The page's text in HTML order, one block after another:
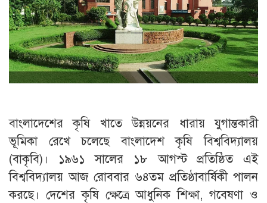
বাংলাদেশের কৃষি খাতে উন্নয়নের ধারায় যুগান্তকারী
ভূমিকা রেখে চলেছে বাংলাদেশ কৃষি বিশ্ববিদ্যালয়
(বাকৃবি)। ১৯৬১ সালের ১৮ আগস্ট প্রতিষ্ঠিত এই
বিশ্ববিদ্যালয় আজ রোববার ৬৪তম প্রতিষ্ঠাবার্ষিকী পালন
করছে। দেশের কৃষি ক্ষেত্রে আধুনিক শিক্ষা, গবেষণা ও